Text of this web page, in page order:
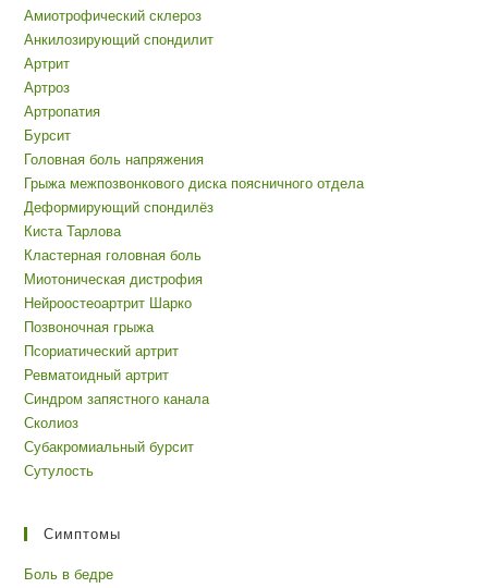
Амиотрофический склероз
Анкилозирующий спондилит
Артрит
Артроз
Артропатия
Бурсит
Головная боль напряжения
Грыжа межпозвонкового диска поясничного отдела
Деформирующий спондилёз
Киста Тарлова
Кластерная головная боль
Миотоническая дистрофия
Нейроостеоартрит Шарко
Позвоночная грыжа
Псориатический артрит
Ревматоидный артрит
Синдром запястного канала
Сколиоз
Субакромиальный бурсит
Сутулость
Симптомы
Боль в бедре